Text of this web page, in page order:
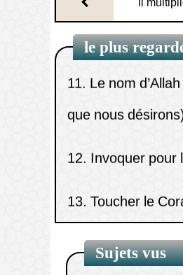
réussite
le plus
11.Le nom
que nous
12.Invoquer
13. Toucher le
14.La description
nuits deSujets vus